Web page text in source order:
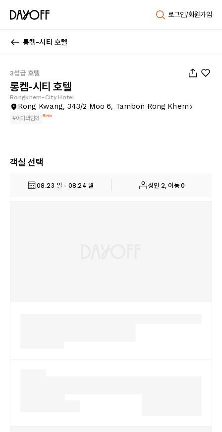
로그인/회원가입
롱켐-시티 호텔
3성급 호텔
롱켐-시티 호텔
Rongkhem-City Hotel
Rong Kwang, 343/2 Moo 6, Tambon Rong Khem
#아이와함께 Beta
객실 선택
08.23 일 - 08.24 월 성인 2, 아동 0